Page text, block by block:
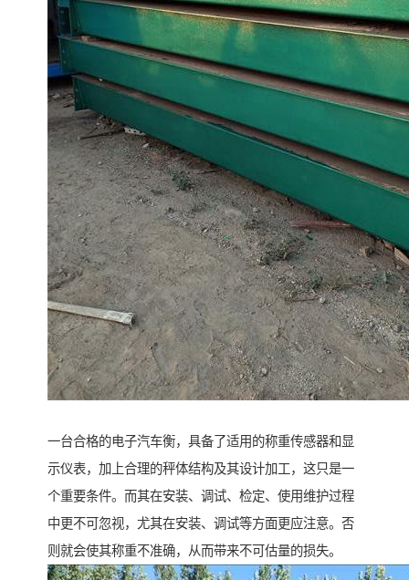
一台合格的电子汽车衡，具备了适用的称重传感器和显
示仪表，加上合理的秤体结构及其设计加工，这只是一
个重要条件。而其在安装、调试、检定、使用维护过程
中更不可忽视，尤其在安装、调试等方面更应注意。否
则就会使其称重不准确，从而带来不可估量的损失。